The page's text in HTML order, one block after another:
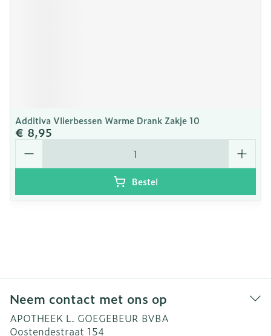
Additiva Vlierbessen Warme Drank Zakje 10
€ 8,95
Aantal
Bestel
Neem contact met ons op
APOTHEEK L. GOEGEBEUR BVBA
Oostendestraat 154